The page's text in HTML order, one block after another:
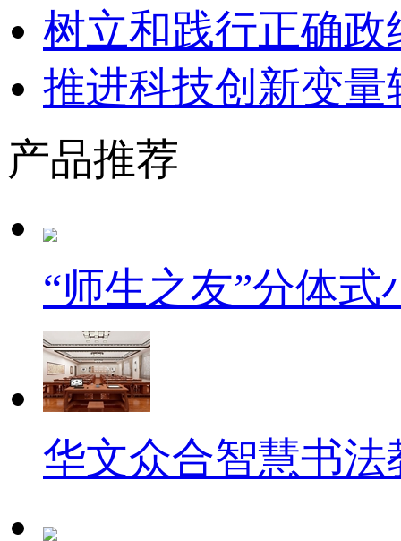
树立和践行正确
推进科技创新变
产品推荐
“师生之友”分体
华文众合智慧书法